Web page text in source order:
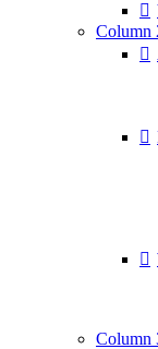
Column
Column